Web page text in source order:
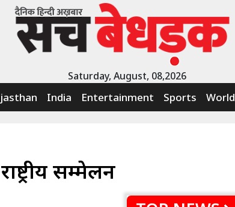
Saturday, August, 08,2026
India Entertainment Sports World
सम्मेलन